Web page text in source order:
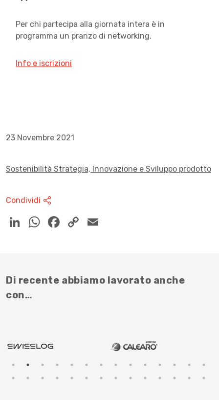
23 Novembre 2021
Sostenibilità Strategia, Innovazione e Sviluppo prodotto
Condividi
Per chi partecipa alla giornata intera è in
programma un pranzo di networking.
Info e iscrizioni
Di recente abbiamo lavorato anche
con…